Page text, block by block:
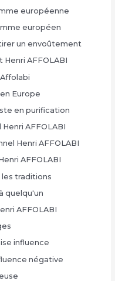
européenne
européen
un envoûtement
Henri AFFOLABI
Europe
en purification
AFFOLABI
Henri AFFOLABI
AFFOLABI
les traditions
quelqu'un
AFFOLABI
influence
négative